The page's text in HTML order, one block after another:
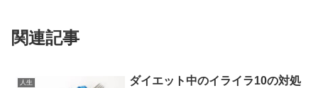
関連記事
人生
ダイエット中のイライラ10の対処